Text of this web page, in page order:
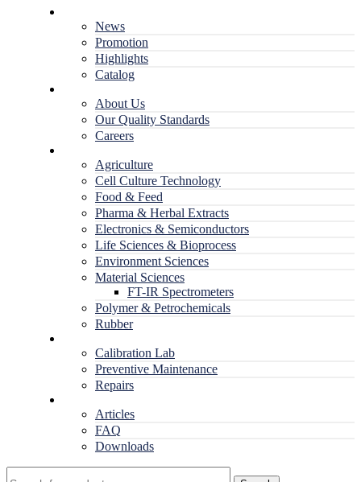
News
Promotion
Highlights
Catalog
About Us
Our Quality Standards
Careers
Agriculture
Cell Culture Technology
Food & Feed
Pharma & Herbal Extracts
Electronics & Semiconductors
Life Sciences & Bioprocess
Environment Sciences
Material Sciences
FT-IR Spectrometers
Polymer & Petrochemicals
Rubber
Calibration Lab
Preventive Maintenance
Repairs
Articles
FAQ
Downloads